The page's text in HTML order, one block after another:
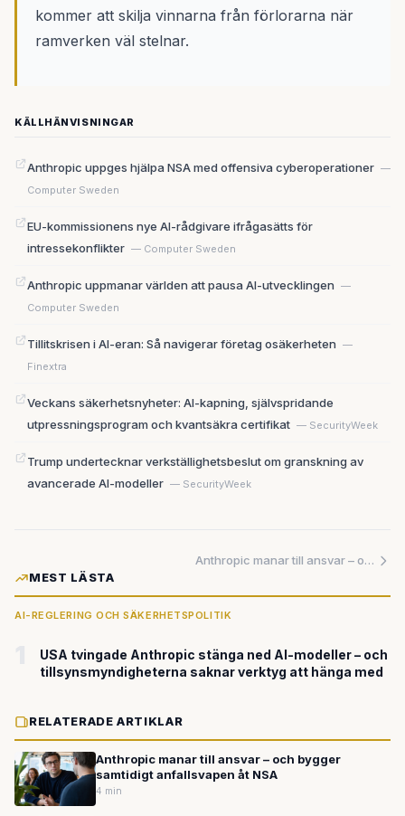
kommer att skilja vinnarna från förlorarna när
ramverken väl stelnar.
KÄLLHÄNVISNINGAR
Anthropic uppges hjälpa NSA med offensiva cyberoperationer —
Computer Sweden
EU-kommissionens nye AI-rådgivare ifrågasätts för
intressekonflikter — Computer Sweden
Anthropic uppmanar världen att pausa AI-utvecklingen —
Computer Sweden
Tillitskrisen i AI-eran: Så navigerar företag osäkerheten —
Finextra
Veckans säkerhetsnyheter: AI-kapning, självspridande
utpressningsprogram och kvantsäkra certifikat — SecurityWeek
Trump undertecknar verkställighetsbeslut om granskning av
avancerade AI-modeller — SecurityWeek
Anthropic manar till ansvar – och bygger samtidigt anfallsvapen åt NSA
MEST LÄSTA
AI-REGLERING OCH SÄKERHETSPOLITIK
USA tvingade Anthropic stänga ned AI-modeller – och
tillsynsmyndigheterna saknar verktyg att hänga med
RELATERADE ARTIKLAR
Anthropic manar till ansvar – och bygger
samtidigt anfallsvapen åt NSA
4 min